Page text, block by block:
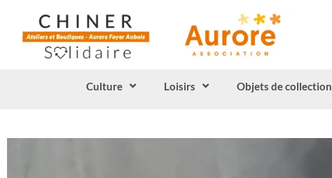
Culture Loisirs Objets de collection